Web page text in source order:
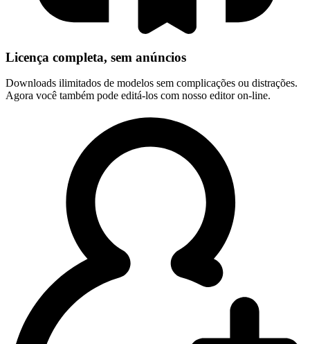
Licença completa, sem anúncios
Downloads ilimitados de modelos sem complicações ou distrações.
Agora você também pode editá-los com nosso editor on-line.